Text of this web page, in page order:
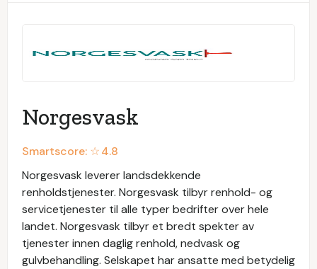
Norgesvask
Smartscore: ☆4.8
Norgesvask leverer landsdekkende
renholdstjenester. Norgesvask tilbyr renhold- og
servicetjenester til alle typer bedrifter over hele
landet. Norgesvask tilbyr et bredt spekter av
tjenester innen daglig renhold, nedvask og
gulvbehandling. Selskapet har ansatte med betydelig